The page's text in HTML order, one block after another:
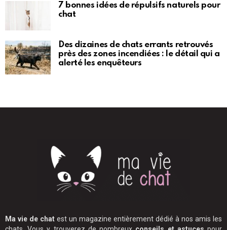
7 bonnes idées de répulsifs naturels pour
chat
Des dizaines de chats errants retrouvés
près des zones incendiées : le détail qui a
alerté les enquêteurs
Ma vie de chat est un magazine entièrement dédié à nos amis les